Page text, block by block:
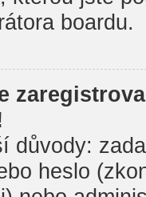
boardu.
důvody:
heslo